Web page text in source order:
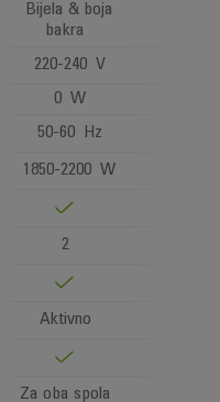
Bijela & boja
bakra
220-240 V
0 W
50-60 Hz
1850-2200 W
2
Aktivno
Za oba spola